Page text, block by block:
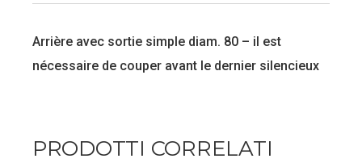
Arrière avec sortie simple diam. 80 – il est
nécessaire de couper avant le dernier silencieux
PRODOTTI CORRELATI